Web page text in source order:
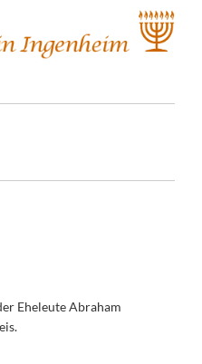
Eheleute Abraham